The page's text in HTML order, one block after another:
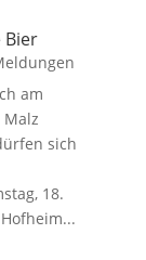
Bier
am
sich
18.